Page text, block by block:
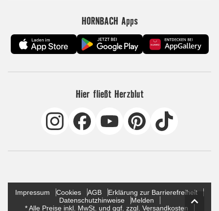
HORNBACH Apps
Hier fließt Herzblut
Impressum Cookies AGB
Erklärung zur Barrierefreiheit
Datenschutzhinweise
Melden
* Alle Preise inkl. MwSt. und ggf. zzgl. Versandkosten